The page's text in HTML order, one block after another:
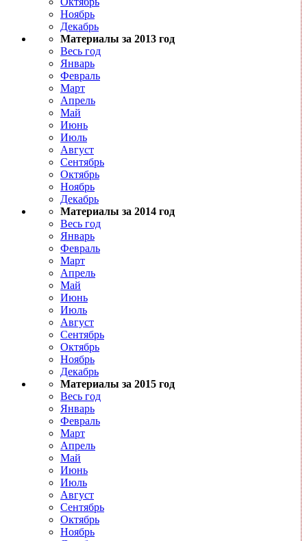
Ноябрь
Декабрь
Материалы за 2013 год
Весь год
Январь
Февраль
Март
Апрель
Май
Июнь
Июль
Август
Сентябрь
Октябрь
Ноябрь
Декабрь
Материалы за 2014 год
Весь год
Январь
Февраль
Март
Апрель
Май
Июнь
Июль
Август
Сентябрь
Октябрь
Ноябрь
Декабрь
Материалы за 2015 год
Весь год
Январь
Февраль
Март
Апрель
Май
Июнь
Июль
Август
Сентябрь
Октябрь
Ноябрь